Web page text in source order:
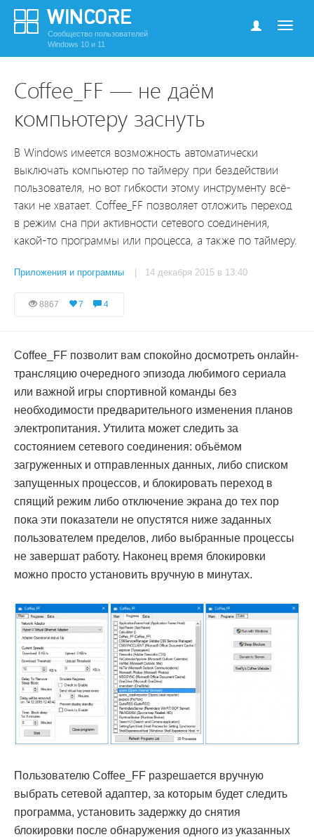
Сообщество пользователей
Windows 10 и 11
Coffee_FF — не даём
компьютеру заснуть
В Windows имеется возможность автоматически
выключать компьютер по таймеру при бездействии
пользователя, но вот гибкости этому инструменту всё-
таки не хватает. Coffee_FF позволяет отложить переход
в режим сна при активности сетевого соединения,
какой-то программы или процесса, а также по таймеру.
Приложения и программы | 14 декабря 2015 в 13:40
8867 7 4
Coffee_FF позволит вам спокойно досмотреть онлайн-
трансляцию очередного эпизода любимого сериала
или важной игры спортивной команды без
необходимости предварительного изменения планов
электропитания. Утилита может следить за
состоянием сетевого соединения: объёмом
загруженных и отправленных данных, либо списком
запущенных процессов, и блокировать переход в
спящий режим либо отключение экрана до тех пор
пока эти показатели не опустятся ниже заданных
пользователем пределов, либо выбранные процессы
не завершат работу. Наконец время блокировки
можно просто установить вручную в минутах.
Пользователю Coffee_FF разрешается вручную
выбрать сетевой адаптер, за которым будет следить
программа, установить задержку до снятия
блокировки после обнаружения одного из указанных